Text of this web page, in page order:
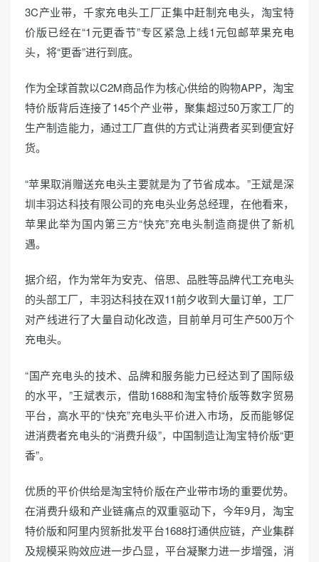
3C产业带，千家充电头工厂正集中赶制充电头，淘宝特
价版已经在“1元更香节”专区紧急上线1元包邮苹果充电
头，将“更香”进行到底。
作为全球首款以C2M商品作为核心供给的购物APP，淘宝
特价版背后连接了145个产业带，聚集超过50万家工厂的
生产制造能力，通过工厂直供的方式让消费者买到便宜好
货。
“苹果取消赠送充电头主要就是为了节省成本。”王斌是深
圳丰羽达科技有限公司的充电头业务总经理，在他看来，
苹果此举为国内第三方“快充”充电头制造商提供了新机
遇。
据介绍，作为常年为安克、倍思、品胜等品牌代工充电头
的头部工厂，丰羽达科技在双11前夕收到大量订单，工厂
对产线进行了大量自动化改造，目前单月可生产500万个
充电头。
“国产充电头的技术、品牌和服务能力已经达到了国际级
的水平，”王斌表示，借助1688和淘宝特价版等数字贸易
平台，高水平的“快充”充电头平价进入市场，反而能够促
进消费者充电头的“消费升级”，中国制造让淘宝特价版“更
香”。
优质的平价供给是淘宝特价版在产业带市场的重要优势。
在消费升级和产业链痛点的双重驱动下，今年9月，淘宝
特价版和阿里内贸新批发平台1688打通供应链，产业集群
及规模采购效应进一步凸显，平台凝聚力进一步增强，消